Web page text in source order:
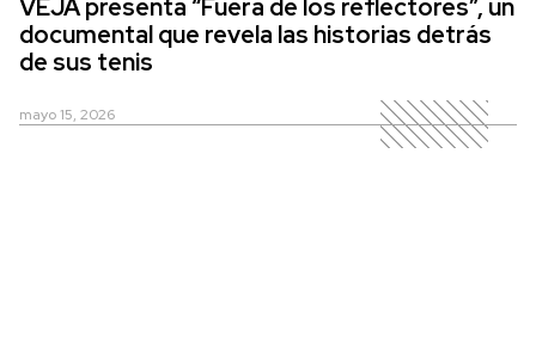
VEJA presenta “Fuera de los reflectores”, un
documental que revela las historias detrás
de sus tenis
mayo 15, 2026